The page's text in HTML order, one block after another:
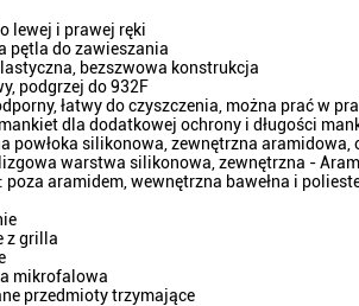
lewej i prawej ręki
pętla do zawieszania
bezszwowa konstrukcja
podgrzej do 932F
łatwy do czyszczenia, można prać w
mankiet dla dodatkowej ochrony i długości
powłoka silikonowa, zewnętrzna aramidowa,
warstwa silikonowa, zewnętrzna -
poza aramidem, wewnętrzna bawełna i
z grilla
mikrofalowa
przedmioty trzymające